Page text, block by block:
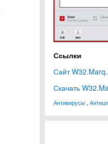
Ссылки
Сайт
Скачать
Антивирусы ,